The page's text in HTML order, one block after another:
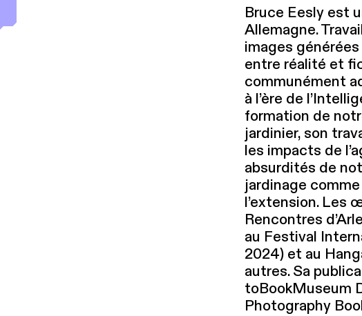
Bruce Eesly est
Allemagne.
images
entre réalité et
communément
à l’ère de
formation de
jardinier, son
les impacts de
absurdités de
jardinage
l’extension. Les
Rencontres
au Festival
2024) et au
autres. Sa
to­Book­Mu­se­um
Photography